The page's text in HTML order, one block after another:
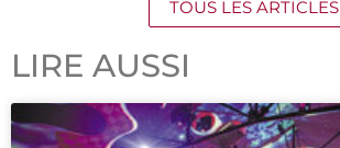
TOUS LES ARTICLES
LIRE AUSSI